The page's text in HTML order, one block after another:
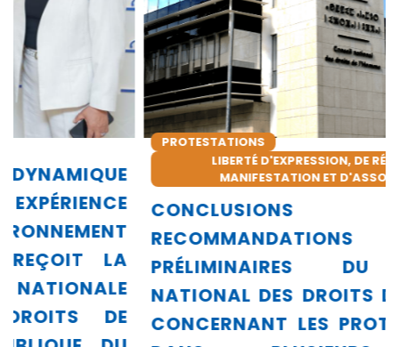
CONCLUSIONS ET
RECOMMANDATIONS
PRÉLIMINAIRES DU CONSEIL
NATIONAL DES DROITS DE L’HOMME
CONCERNANT LES PROTESTATIONS
PROTESTATIONS
LIBERTÉ D'EXPRESSION, DE RÉUNION, DE
MANIFESTATION ET D'ASSOCIATION